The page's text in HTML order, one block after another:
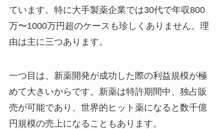
ています。特に大手製薬企業では30代で年収800
万〜1000万円超のケースも珍しくありません。理
由は主に三つあります。
一つ目は、新薬開発が成功した際の利益規模が極
めて大きいからです。新薬は特許期間中、独占販
売が可能であり、世界的ヒット薬になると数千億
円規模の売上になることもあります。